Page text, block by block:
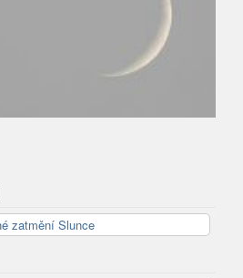
zatmění Slunce